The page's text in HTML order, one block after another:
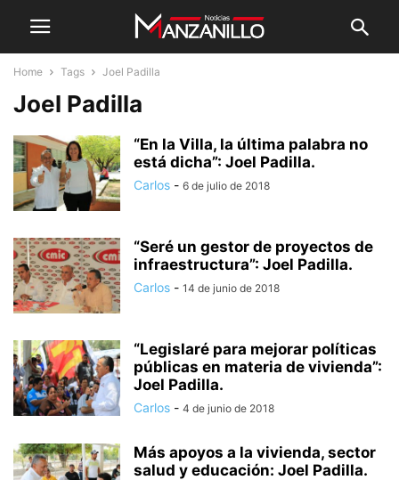
Home Tags Joel Padilla
Joel Padilla
“En la Villa, la última palabra no
está dicha”: Joel Padilla.
Carlos - 6 de julio de 2018
“Seré un gestor de proyectos de
infraestructura”: Joel Padilla.
Carlos - 14 de junio de 2018
“Legislaré para mejorar políticas
públicas en materia de vivienda”:
Joel Padilla.
Carlos - 4 de junio de 2018
Más apoyos a la vivienda, sector
salud y educación: Joel Padilla.